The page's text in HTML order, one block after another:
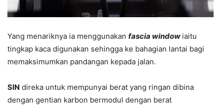
Yang menariknya ia menggunakan fascia window iaitu
tingkap kaca digunakan sehingga ke bahagian lantai bagi
memaksimumkan pandangan kepada jalan.
SIN direka untuk mempunyai berat yang ringan dibina
dengan gentian karbon bermodul dengan berat